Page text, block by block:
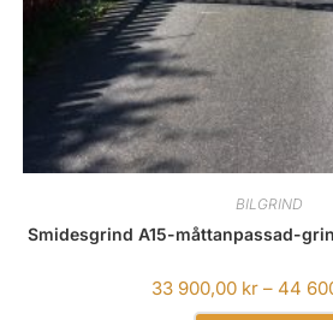
BILGRIND
Smidesgrind A15-måttanpassad-
33 900,00 kr – 44